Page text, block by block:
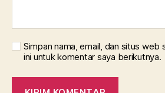
Simpan nama, email, dan situs web
ini untuk komentar saya berikutnya.